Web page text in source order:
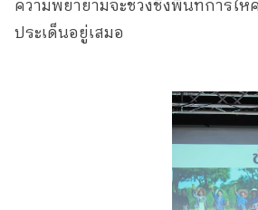
ความพยายามจะช่วงชิงพื้นที่การให้
ประเด็นอยู่เสมอ